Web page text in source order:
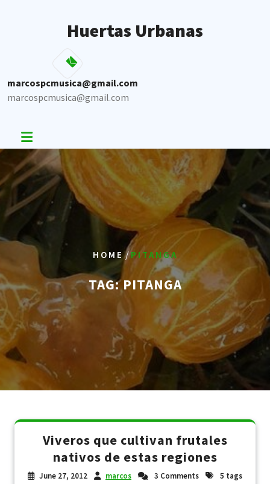
Huertas Urbanas
marcospcmusica@gmail.com
marcospcmusica@gmail.com
HOME/PITANGA
TAG:PITANGA
Viveros que cultivan frutales
nativos de estas regiones
June 27, 2012 marcos 3 Comments 5 tags